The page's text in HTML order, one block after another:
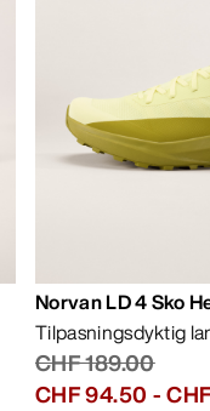
Norvan LD 4 Sko
Tilpasningsdyktig
CHF 189.00
CHF 94.50 -